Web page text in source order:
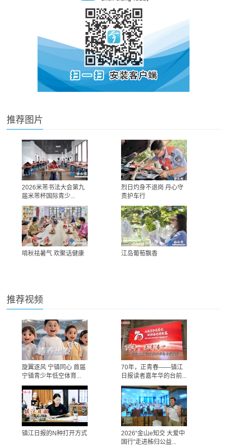
推荐图片
2026米芾书法大会第九
届米芾杯国际青少...
烈日灼身不退岗 丹心守
责护车行
啃秋祛暑气 欢聚话健康 江岛葡萄飘香
推荐视频
旋翼逐风 宁镇同心 首届
宁镇青少年低空体育...
70年，正青春——镇江
日报读者嘉年华的台前...
镇江日报的N种打开方式
2026“金山e知交 大爱中
国行”走进秭归公益...